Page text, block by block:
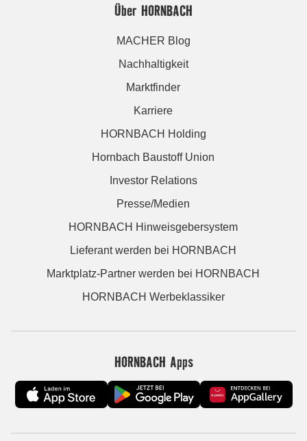
Über HORNBACH
MACHER Blog
Nachhaltigkeit
Marktfinder
Karriere
HORNBACH Holding
Hornbach Baustoff Union
Investor Relations
Presse/Medien
HORNBACH Hinweisgebersystem
Lieferant werden bei HORNBACH
Marktplatz-Partner werden bei HORNBACH
HORNBACH Werbeklassiker
HORNBACH Apps